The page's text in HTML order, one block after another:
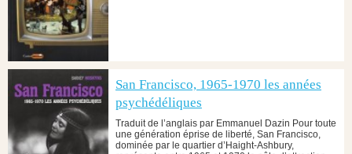
San Francisco, 1965-1970 les années
psychédéliques
Traduit de l’anglais par Emmanuel Dazin Pour toute
une génération éprise de liberté, San Francisco,
dominée par le quartier d’Haight-Ashbury,